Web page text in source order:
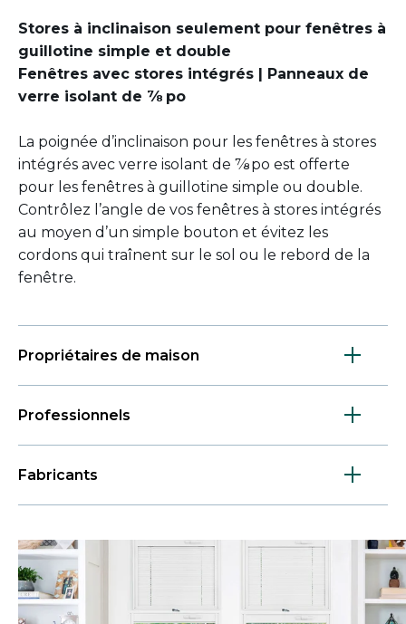
Stores à inclinaison seulement pour fenêtres à
guillotine simple et double
Fenêtres avec stores intégrés | Panneaux de
verre isolant de ⅞ po
La poignée d’inclinaison pour les fenêtres à stores
intégrés avec verre isolant de ⅞ po est offerte
pour les fenêtres à guillotine simple ou double.
Contrôlez l’angle de vos fenêtres à stores intégrés
au moyen d’un simple bouton et évitez les
cordons qui traînent sur le sol ou le rebord de la
fenêtre.
Propriétaires de maison
Professionnels
Fabricants